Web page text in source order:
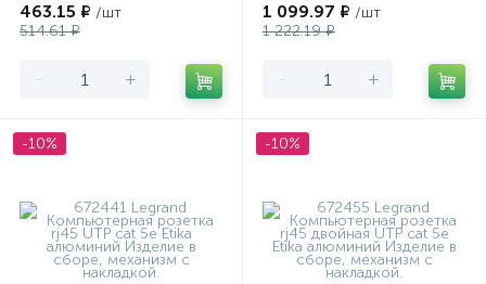
463.15 ₽ /шт
514.61 ₽
- +
1 099.97 ₽ /шт
1 222.19 ₽
- +
-10% -10%